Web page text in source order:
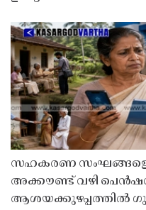
സഹകരണ സംഘങ്ങളെ
അക്കൗണ്ട് വഴി
ആശയക്കുഴപ്പത്തിൽ